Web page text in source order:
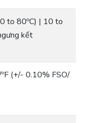
to 80ºC) | 10 to
kết
(+/- 0.10% FSO/